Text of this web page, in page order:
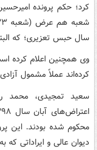
کرد؛ حکم پرونده
سال حبس تعزیری؛ که
وی همچنین اعلام کرده
کرده‌اند عملاً مشمول
سعید تمجیدی، محمد
محکوم شده بودند. این
دیوان عالی و ایراداتی